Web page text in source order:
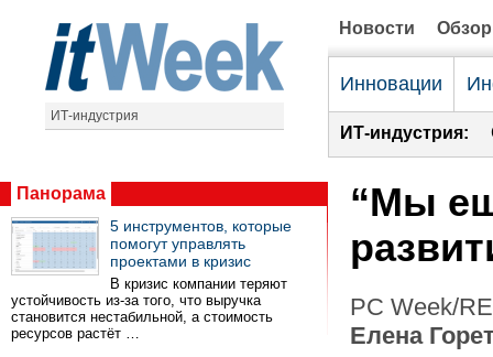
ИТ-индустрия
Новости
Инновации
ИТ-индустрия:
Панорама
5 инструментов, которые
помогут управлять
проектами в кризис
В кризис компании теряют
устойчивость из-за того, что выручка
становится нестабильной, а стоимость
ресурсов растёт …
“Мы
PC Week/
Елена